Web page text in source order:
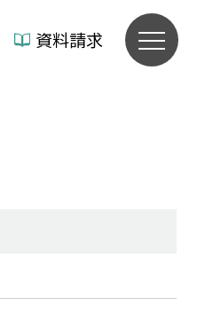
資料請求